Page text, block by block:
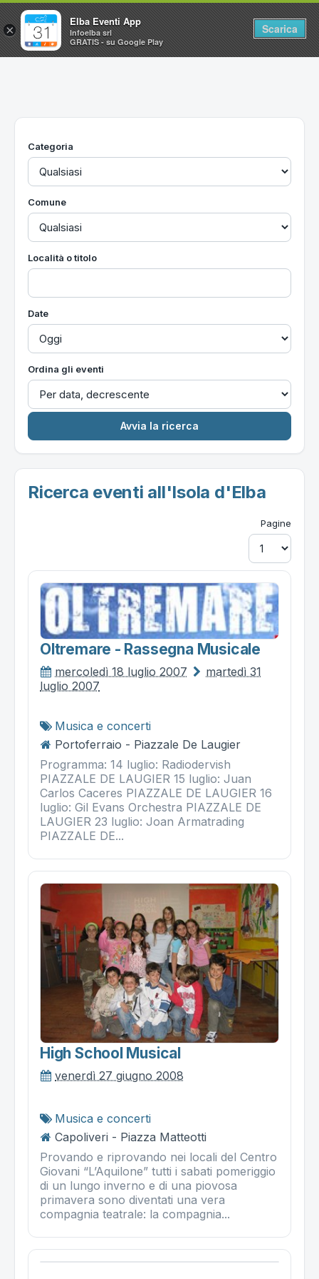
Home
Utilità
Categoria
Comune
Località o titolo
Date
Ordina gli eventi
Ricerca eventi all'Isola d'Elba
Pagine
Oltremare - Rassegna Musicale
mercoledì 18 luglio 2007
martedì 31
luglio 2007
Musica e concerti
Portoferraio - Piazzale De Laugier
Programma: 14 luglio: Radiodervish
PIAZZALE DE LAUGIER 15 luglio: Juan
Carlos Caceres PIAZZALE DE LAUGIER 16
luglio: Gil Evans Orchestra PIAZZALE DE
LAUGIER 23 luglio: Joan Armatrading
PIAZZALE DE...
High School Musical
venerdì 27 giugno 2008
Musica e concerti
Capoliveri - Piazza Matteotti
Provando e riprovando nei locali del Centro
Giovani “L’Aquilone” tutti i sabati pomeriggio
di un lungo inverno e di una piovosa
primavera sono diventati una vera
compagnia teatrale: la compagnia...
×
Elba Eventi App
Infoelba srl
GRATIS - su Google Play
Scarica